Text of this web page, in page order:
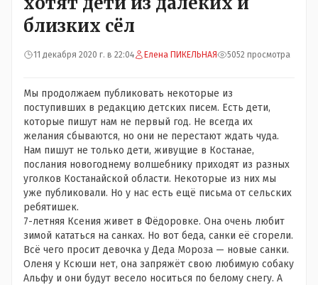
близких сёл
11 декабря 2020 г. в 22:04 Елена ПИКЕЛЬНАЯ 5052 просмотра
Мы продолжаем публиковать некоторые из
поступивших в редакцию детских писем. Есть дети,
которые пишут нам не первый год. Не всегда их
желания сбываются, но они не перестают ждать чуда.
Нам пишут не только дети, живущие в Костанае,
послания новогоднему волшебнику приходят из разных
уголков Костанайской области. Некоторые из них мы
уже публиковали. Но у нас есть ещё письма от сельских
ребятишек.
7-летняя Ксения живет в Фёдоровке. Она очень любит
зимой кататься на санках. Но вот беда, санки её сгорели.
Всё чего просит девочка у Деда Мороза — новые санки.
Оленя у Ксюши нет, она запряжёт свою любимую собаку
Альфу и они будут весело носиться по белому снегу. А